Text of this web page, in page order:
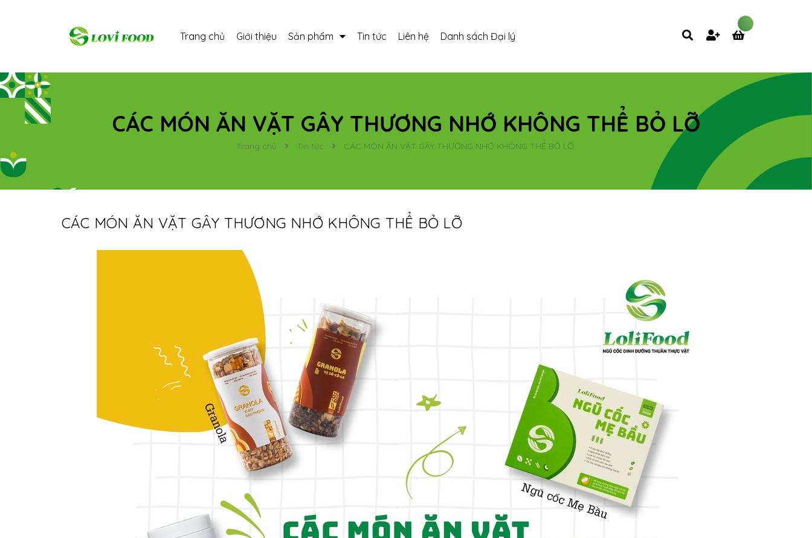
Trang chủ Giới thiệu Sản phẩm Tin tức Liên hệ Danh sách Đại lý
CÁC MÓN ĂN VẶT GÂY THƯƠNG NHỚ KHÔNG THỂ BỎ LỠ
Trang chủ Tin tức CÁC MÓN ĂN VẶT GÂY THƯƠNG NHỚ KHÔNG THỂ BỎ LỠ
CÁC MÓN ĂN VẶT GÂY THƯƠNG NHỚ KHÔNG THỂ BỎ LỠ